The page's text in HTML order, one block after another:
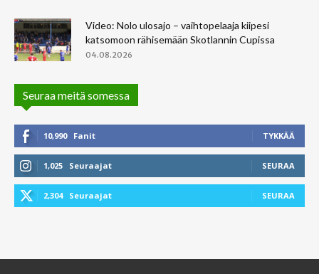
Video: Nolo ulosajo – vaihtopelaaja kiipesi
katsomoon rähisemään Skotlannin Cupissa
04.08.2026
Seuraa meitä somessa
10,990 Fanit TYKKÄÄ
1,025 Seuraajat SEURAA
2,304 Seuraajat SEURAA